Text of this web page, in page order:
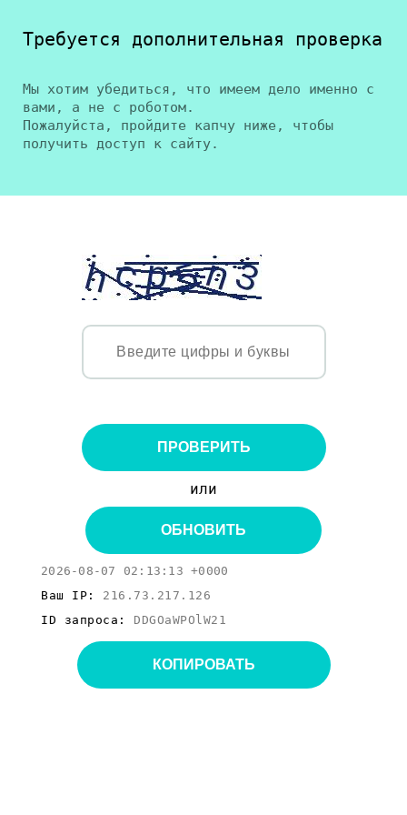
Требуется дополнительная проверка
Мы хотим убедиться, что имеем дело именно с
вами, а не с роботом.
Пожалуйста, пройдите капчу ниже, чтобы
получить доступ к сайту.
ПРОВЕРИТЬ
или
ОБНОВИТЬ
2026-08-07 02:13:13 +0000
Ваш IP: 216.73.217.126
ID запроса: DDGOaWPOlW21
КОПИРОВАТЬ